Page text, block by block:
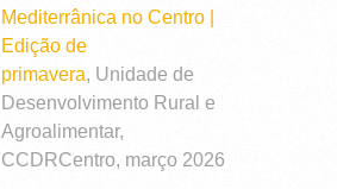
Mediterrânica no Centro |
Edição de
primavera, Unidade de
Desenvolvimento Rural e
Agroalimentar,
CCDRCentro, março 2026